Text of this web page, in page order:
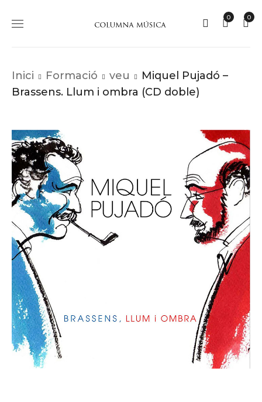
0
0
Inici Formació veu
Miquel Pujadó –
Brassens. Llum i ombra (CD doble)